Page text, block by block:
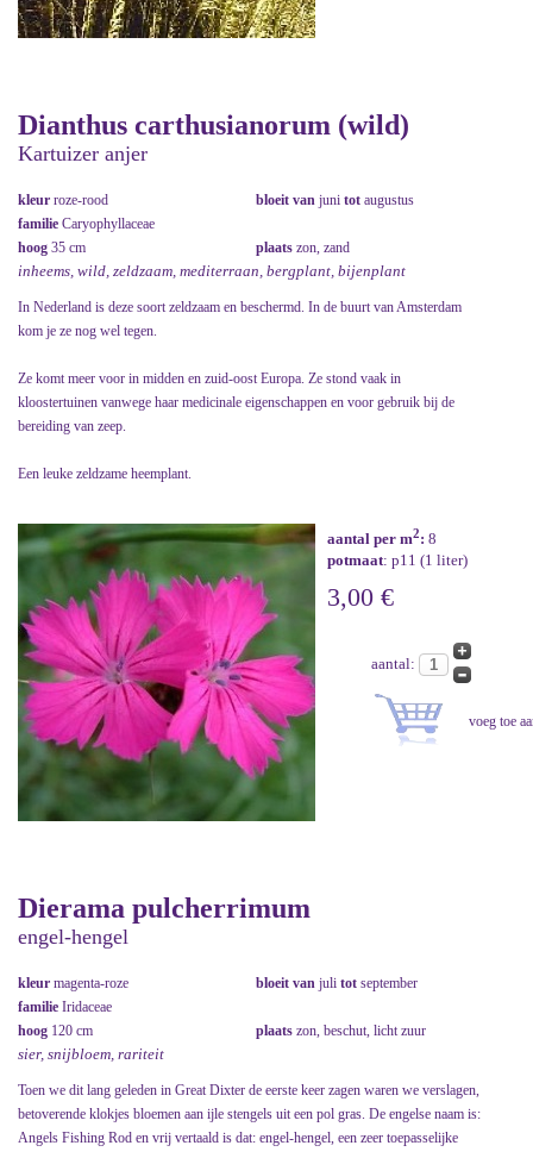
Dianthus carthusianorum (wild)
Kartuizer anjer
kleur roze-rood bloeit van juni tot augustus
familie Caryophyllaceae
hoog 35 cm plaats zon, zand
inheems, wild, zeldzaam, mediterraan, bergplant, bijenplant
In Nederland is deze soort zeldzaam en beschermd. In de buurt van Amsterdam
kom je ze nog wel tegen.
Ze komt meer voor in midden en zuid-oost Europa. Ze stond vaak in
kloostertuinen vanwege haar medicinale eigenschappen en voor gebruik bij de
bereiding van zeep.
Een leuke zeldzame heemplant.
aantal per m2: 8
potmaat: p11 (1 liter)
3,00 €
aantal:
Dierama pulcherrimum
engel-hengel
kleur magenta-roze bloeit van juli tot september
familie Iridaceae
hoog 120 cm plaats zon, beschut, licht zuur
sier, snijbloem, rariteit
Toen we dit lang geleden in Great Dixter de eerste keer zagen waren we verslagen,
betoverende klokjes bloemen aan ijle stengels uit een pol gras. De engelse naam is:
Angels Fishing Rod en vrij vertaald is dat: engel-hengel, een zeer toepasselijke